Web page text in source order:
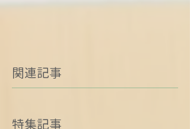
関連記事
特集記事